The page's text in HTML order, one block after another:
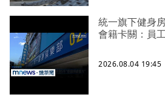
統一旗下健身
會籍卡關：員
2026.08.04 19:45